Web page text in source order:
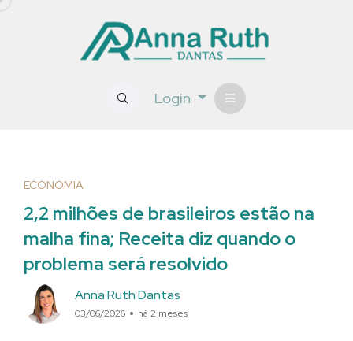
Login
ECONOMIA
2,2 milhões de brasileiros estão na
malha fina; Receita diz quando o
problema será resolvido
Anna Ruth Dantas
03/06/2026 há 2 meses